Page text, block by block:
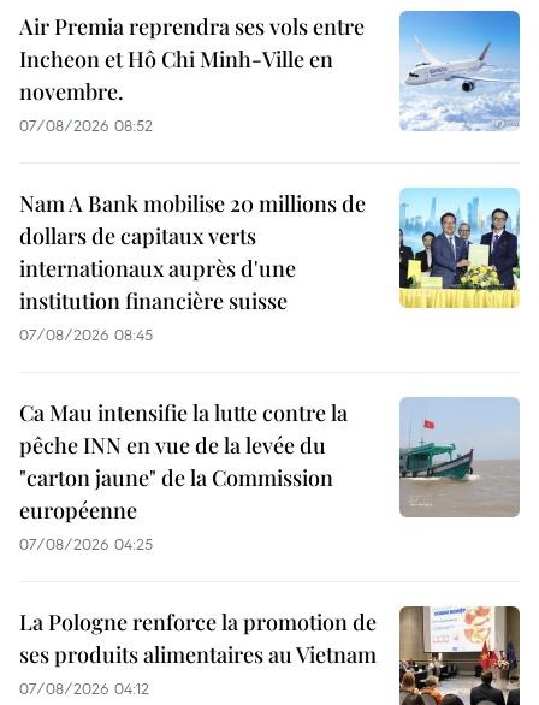
Air Premia reprendra ses vols entre
Incheon et Hô Chi Minh-Ville en
novembre.
07/08/2026 08:52
Nam A Bank mobilise 20 millions de
dollars de capitaux verts
internationaux auprès d'une
institution financière suisse
07/08/2026 08:45
Ca Mau intensifie la lutte contre la
pêche INN en vue de la levée du
"carton jaune" de la Commission
européenne
07/08/2026 04:25
La Pologne renforce la promotion de
ses produits alimentaires au Vietnam
07/08/2026 04:12